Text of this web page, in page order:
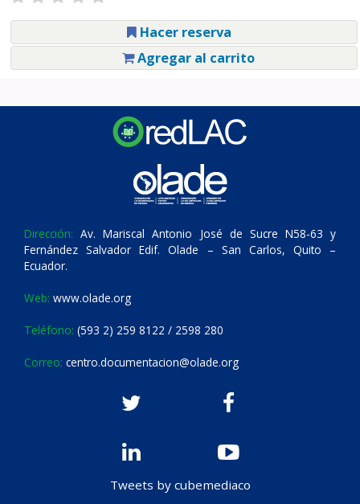
Hacer reserva
Agregar al carrito
Dirección: Av. Mariscal Antonio José de Sucre N58-63 y
Fernández Salvador Edif. Olade – San Carlos, Quito –
Ecuador.
Web: www.olade.org
Teléfono: (593 2) 259 8122 / 2598 280
Correo: centro.documentacion@olade.org
Tweets by cubemediaco